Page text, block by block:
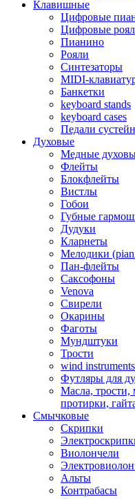
Клавишные
Цифровые
Цифровые
Пианино
Рояли
Синтезаторы
MIDI-
Банкетки
keyboard stands
keyboard cases
Педали
Духовые
Медные
Флейты
Блокфлейты
Вистлы
Гобои
Губные
Дудуки
Кларнеты
Мелодики
Пан-флейты
Саксофоны
Venova
Свирели
Окарины
Фаготы
Мундштуки
Трости
wind
Футляры для
Масла, трости,
протирки,
Смычковые
Скрипки
Виолончели
Альты
Контрабасы